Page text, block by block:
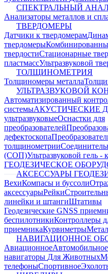
СПЕКТРАЛЬНЫЙ
Анализаторы металлов и
ТВЕРДОМЕРЫ
Датчики к твердомерам
твердомеры
твердостиСтационарные
пластмассУльтразвуковой
ТОЛЩИНОМЕТРИЯ
Толщиномеры металла
УЛЬТРАЗВУКОВОЙ
Автоматизированный
системыАКУСТИЧЕСКИЕ
ультразвуковыеОснастки для
преобразователей
дефектоскопа
толщинометрии
(СОП)Ультразвуковой гель -
ГЕОДЕЗИЧЕСКОЕ
АКСЕССУАРЫ
ВехиКомпасы и буссоли
аксессуарыРейки
линейки и штангиШтативы
Геодезические GNSS
беспилотникиКонтроллеры
приемникаКурвиметры
НАВИГАЦИОННОЕ
АвиационноеАвтомобильное
навигаторы Для Животных
телефоныСпортивное